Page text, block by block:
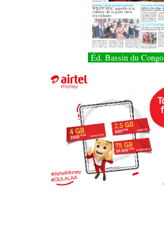
Éd. Bassin du Congo